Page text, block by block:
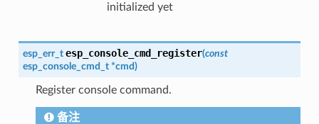
initialized yet
esp_err_t esp_console_cmd_register(const
esp_console_cmd_t *cmd)
Register console command.
备注